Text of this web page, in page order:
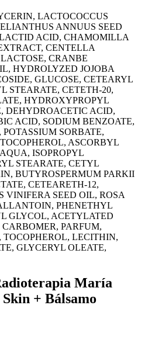
LACTOCOCCUS
ANNUUS SEED
ACID, CHAMOMILLA
CENTELLA
CRANBE
HYDROLYZED JOJOBA
GLUCOSE, CETEARYL
STEARATE, CETETH-20,
HYDROXYPROPYL
DEHYDROACETIC ACID,
ACID, SODIUM BENZOATE,
SORBATE,
ASCORBYL
ISOPROPYL
STEARATE, CETYL
BUTYROSPERMUM PARKII
CETEARETH-12,
VINIFERA SEED OIL, ROSA
PHENETHYL
GLYCOL, ACETYLATED
PARFUM,
LECITHIN,
GLYCERYL OLEATE,
María
+ Bálsamo